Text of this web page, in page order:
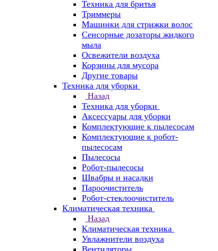
Техника для бритья
Триммеры
Машинки для стрижки волос
Сенсорные дозаторы жидкого
мыла
Освежители воздуха
Корзины для мусора
Другие товары
Техника для уборки
Назад
Техника для уборки
Аксессуары для уборки
Комплектующие к пылесосам
Комплектующие к робот-
пылесосам
Пылесосы
Робот-пылесосы
Швабры и насадки
Пароочиститель
Робот-стеклоочиститель
Климатическая техника
Назад
Климатическая техника
Увлажнители воздуха
Вентиляторы